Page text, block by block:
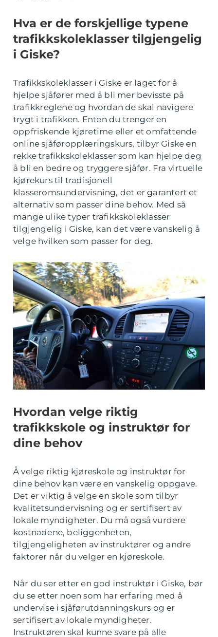
Hva er de forskjellige typene
trafikkskoleklasser tilgjengelig
i Giske?
Trafikkskoleklasser i Giske er laget for å
hjelpe sjåfører med å bli mer bevisste på
trafikkreglene og hvordan de skal navigere
trygt i trafikken. Enten du trenger en
oppfriskende kjøretime eller et omfattende
online sjåføropplæringskurs, tilbyr Giske en
rekke trafikkskoleklasser som kan hjelpe deg
å bli en bedre og tryggere sjåfør. Fra virtuelle
kjørekurs til tradisjonell
klasseromsundervisning, det er garantert et
alternativ som passer dine behov. Med så
mange ulike typer trafikkskoleklasser
tilgjengelig i Giske, kan det være vanskelig å
velge hvilken som passer for deg.
Hvordan velge riktig
trafikkskole og instruktør for
dine behov
Å velge riktig kjøreskole og instruktør for
dine behov kan være en vanskelig oppgave.
Det er viktig å velge en skole som tilbyr
kvalitetsundervisning og er sertifisert av
lokale myndigheter. Du må også vurdere
kostnadene, beliggenheten,
tilgjengeligheten av instruktører og andre
faktorer når du velger en kjøreskole.
Når du ser etter en god instruktør i Giske, bør
du se etter noen som har erfaring med å
undervise i sjåførutdanningskurs og er
sertifisert av lokale myndigheter.
Instruktøren skal kunne svare på alle